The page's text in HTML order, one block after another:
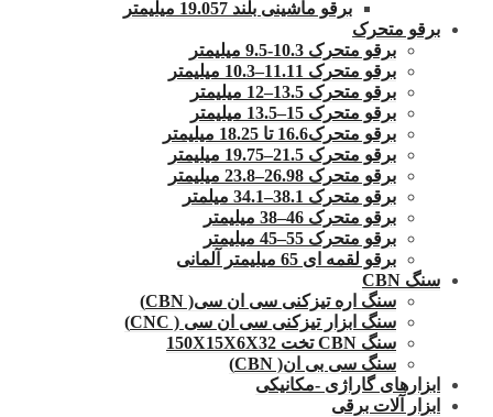
برقو ماشینی بلند 19.057 میلیمتر
برقو متحرک
برقو متحرک 10.3-9.5 میلیمتر
برقو متحرک 11.11–10.3 میلیمتر
برقو متحرک 13.5–12 میلیمتر
برقو متحرک 15–13.5 میلیمتر
برقو متحرک16.6 تا 18.25 میلیمتر
برقو متحرک 21.5–19.75 میلیمتر
برقو متحرک 26.98–23.8 میلیمتر
برقو متحرک 38.1–34.1 میلمتر
برقو متحرک 46–38 میلیمتر
برقو متحرک 55–45 میلیمتر
برقو لقمه ای 65 میلیمتر آلمانی
سنگ CBN
سنگ اره تیزکنی سی ان سی( CBN)
سنگ ابزار تیزکنی سی ان سی ( CNC)
سنگ CBN تخت 150X15X6X32
سنگ سی بی ان( CBN)
ابزارهای گاراژی -مکانیکی
ابزار آلات برقی